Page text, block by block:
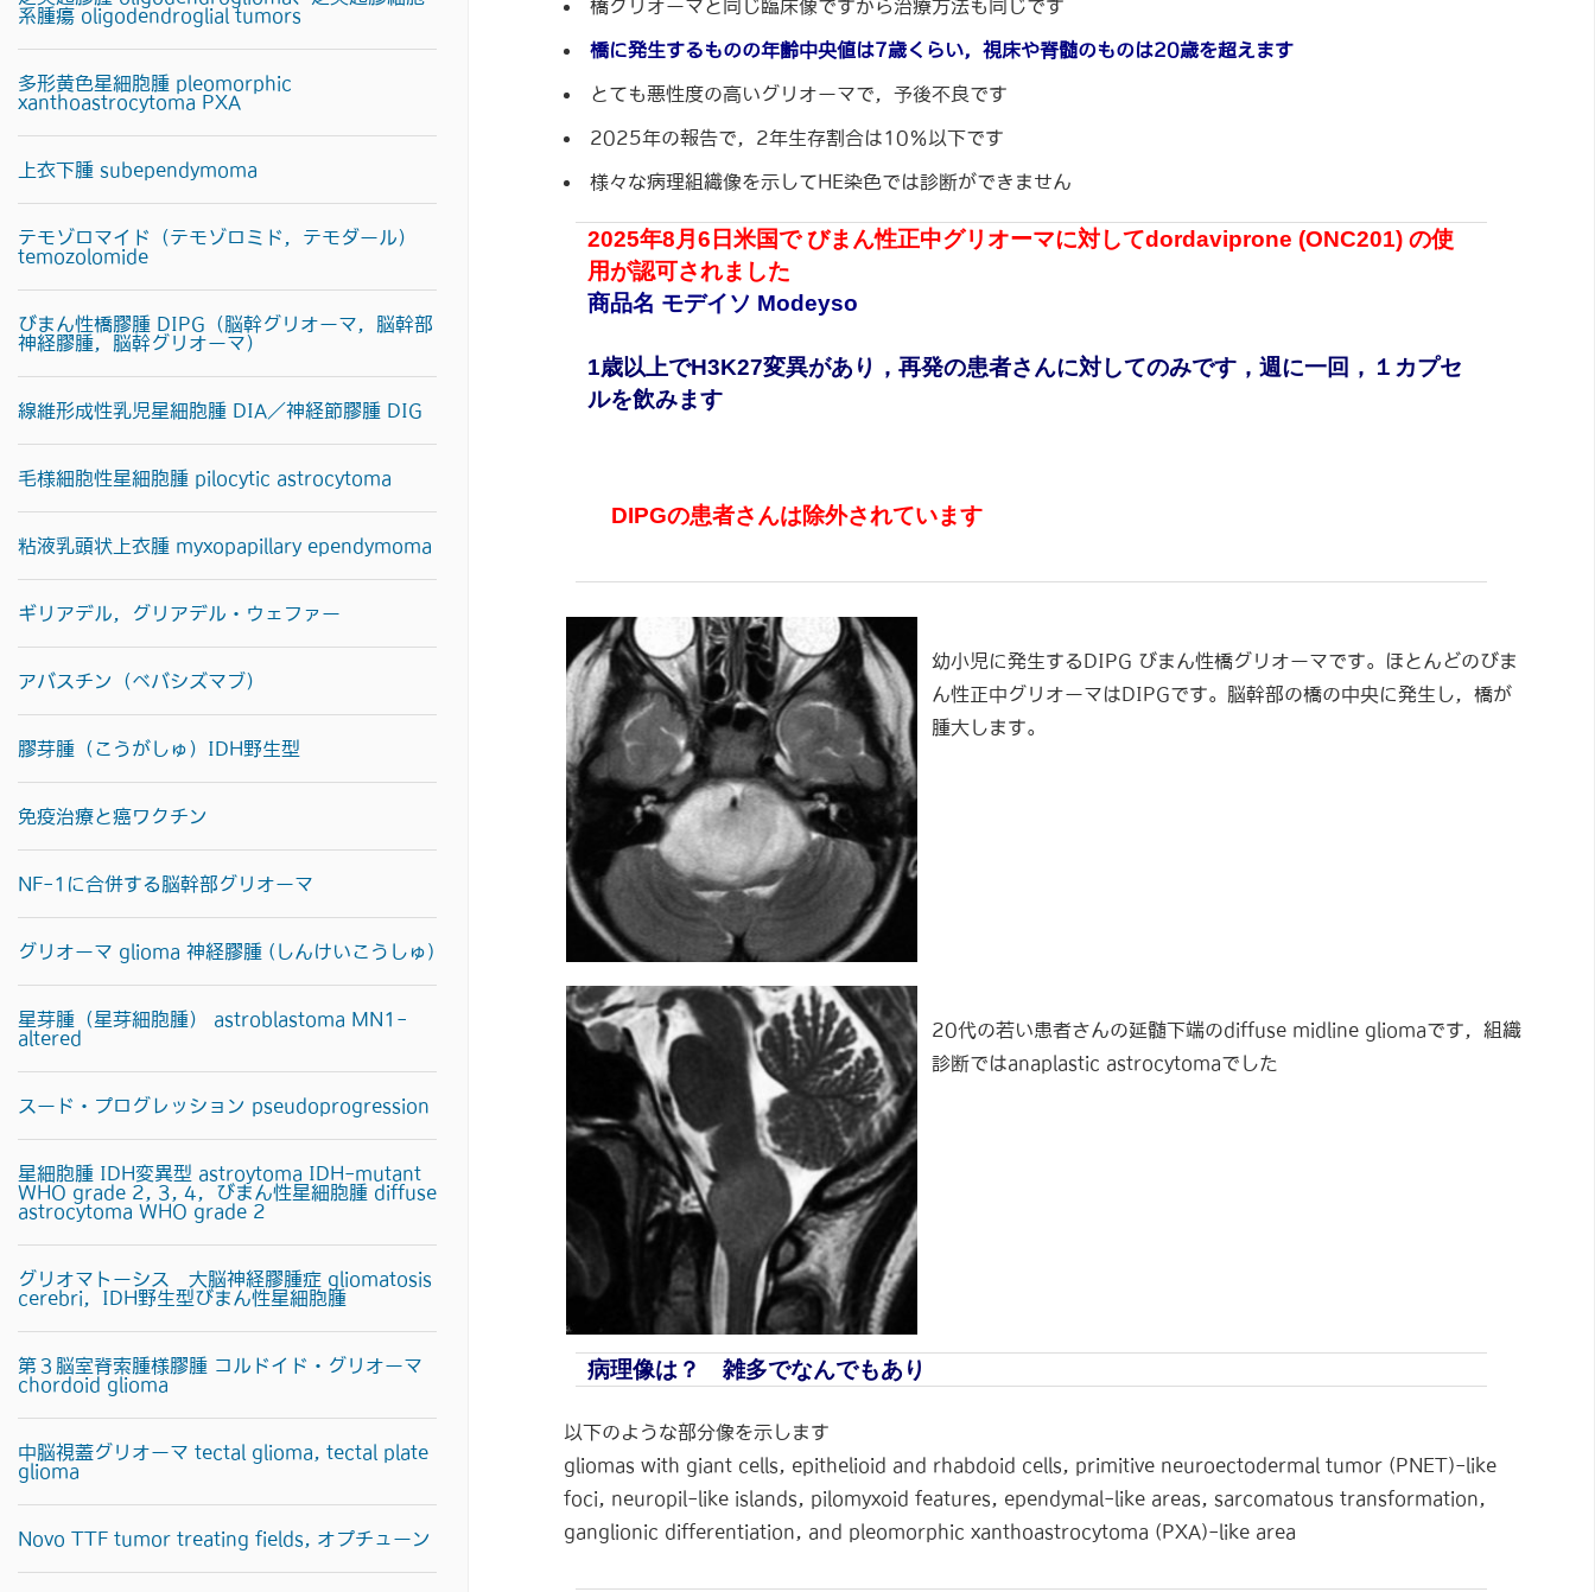
橋グリオーマと同じ臨床像ですから治療方法も同じです
橋に発生するものの年齢中央値は7歳くらい，視床や脊髄のものは20歳を超えます
とても悪性度の高いグリオーマで，予後不良です
2025年の報告で，2年生存割合は10％以下です
様々な病理組織像を示してHE染色では診断ができません
2025年8月6日米国で びまん性正中グリオーマに対してdordaviprone (ONC201) の使
用が認可されました
商品名 モデイソ Modeyso
1歳以上でH3K27変異があり，再発の患者さんに対してのみです，週に一回，１カプセ
ルを飲みます
DIPGの患者さんは除外されています
幼小児に発生するDIPG びまん性橋グリオーマです。ほとんどのびま
ん性正中グリオーマはDIPGです。脳幹部の橋の中央に発生し，橋が
腫大します。
20代の若い患者さんの延髄下端のdiffuse midline gliomaです，組織
診断ではanaplastic astrocytomaでした
病理像は？ 雑多でなんでもあり
以下のような部分像を示します
gliomas with giant cells, epithelioid and rhabdoid cells, primitive neuroectodermal tumor (PNET)-like
foci, neuropil-like islands, pilomyxoid features, ependymal-like areas, sarcomatous transformation,
ganglionic differentiation, and pleomorphic xanthoastrocytoma (PXA)-like area
系腫瘍 oligodendroglial tumors
多形黄色星細胞腫 pleomorphic
xanthoastrocytoma PXA
上衣下腫 subependymoma
テモゾロマイド（テモゾロミド，テモダール）
temozolomide
びまん性橋膠腫 DIPG（脳幹グリオーマ，脳幹部
神経膠腫，脳幹グリオーマ）
線維形成性乳児星細胞腫 DIA／神経節膠腫 DIG
毛様細胞性星細胞腫 pilocytic astrocytoma
粘液乳頭状上衣腫 myxopapillary ependymoma
ギリアデル，グリアデル・ウェファー
アバスチン（ベバシズマブ）
膠芽腫（こうがしゅ）IDH野生型
免疫治療と癌ワクチン
NF-1に合併する脳幹部グリオーマ
グリオーマ glioma 神経膠腫 (しんけいこうしゅ)
星芽腫（星芽細胞腫） astroblastoma MN1-
altered
スード・プログレッション pseudoprogression
星細胞腫 IDH変異型 astroytoma IDH-mutant
WHO grade 2, 3, 4，びまん性星細胞腫 diffuse
astrocytoma WHO grade 2
グリオマトーシス 大脳神経膠腫症 gliomatosis
cerebri，IDH野生型びまん性星細胞腫
第３脳室脊索腫様膠腫 コルドイド・グリオーマ
chordoid glioma
中脳視蓋グリオーマ tectal glioma, tectal plate
glioma
Novo TTF tumor treating fields, オプチューン